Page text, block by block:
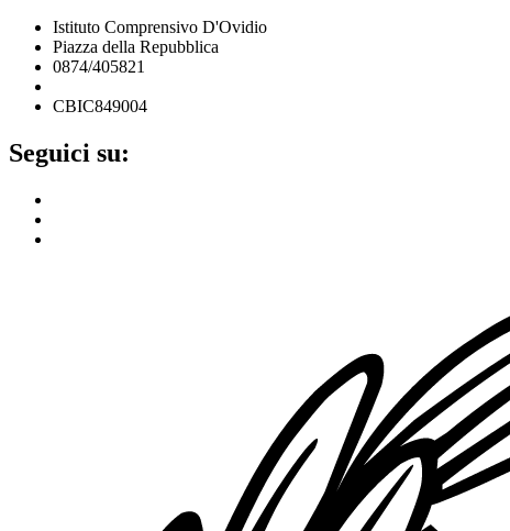
Istituto Comprensivo D'Ovidio
Piazza della Repubblica
0874/405821
CBIC849004
Seguici su: